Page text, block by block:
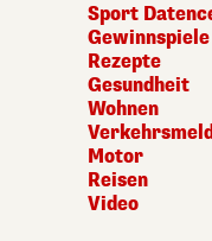
Sport
Gewinnspiele
Rezepte
Gesundheit
Wohnen
Motor
Reisen
Video